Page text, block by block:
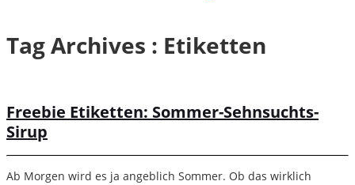
Tag Archives : Etiketten
Freebie Etiketten: Sommer-Sehnsuchts-
Sirup
Ab Morgen wird es ja angeblich Sommer. Ob das wirklich